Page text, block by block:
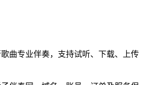
曲专业伴奏，支持试听、下载、上传